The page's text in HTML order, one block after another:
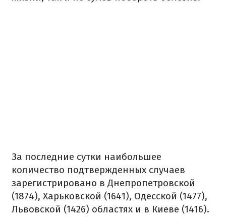
За последние сутки наибольшее
количество подтвержденных случаев
зарегистрировано в Днепропетровской
(1874), Харьковской (1641), Одесской (1477),
Львовской (1426) областях и в Киеве (1416).